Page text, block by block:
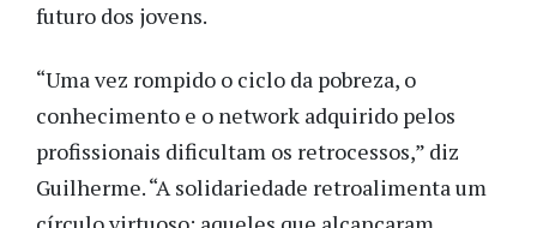
futuro dos jovens.
“Uma vez rompido o ciclo da pobreza, o
conhecimento e o network adquirido pelos
profissionais dificultam os retrocessos,” diz
Guilherme. “A solidariedade retroalimenta um